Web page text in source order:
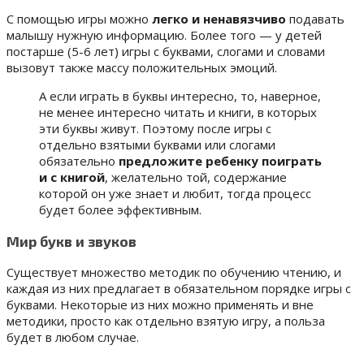
С помощью игры можно легко и ненавязчиво подавать
малышу нужную информацию. Более того — у детей
постарше (5-6 лет) игры с буквами, слогами и словами
вызовут также массу положительных эмоций.
А если играть в буквы интересно, то, наверное,
не менее интересно читать и книги, в которых
эти буквы живут. Поэтому после игры с
отдельно взятыми буквами или слогами
обязательно предложите ребенку поиграть
и с книгой, желательно той, содержание
которой он уже знает и любит, тогда процесс
будет более эффективным.
Мир букв и звуков
Существует множество методик по обучению чтению, и
каждая из них предлагает в обязательном порядке игры с
буквами. Некоторые из них можно применять и вне
методики, просто как отдельно взятую игру, а польза
будет в любом случае.